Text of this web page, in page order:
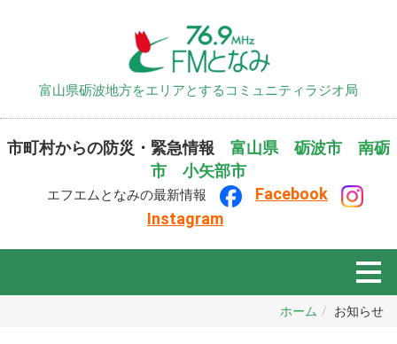
富山県砺波地方をエリアとするコミュニティラジオ局
市町村からの防災・緊急情報 富山県 砺波市
南砺
市
小矢部市
エフエムとなみの最新情報 Facebook
Instagram
ホーム お知らせ